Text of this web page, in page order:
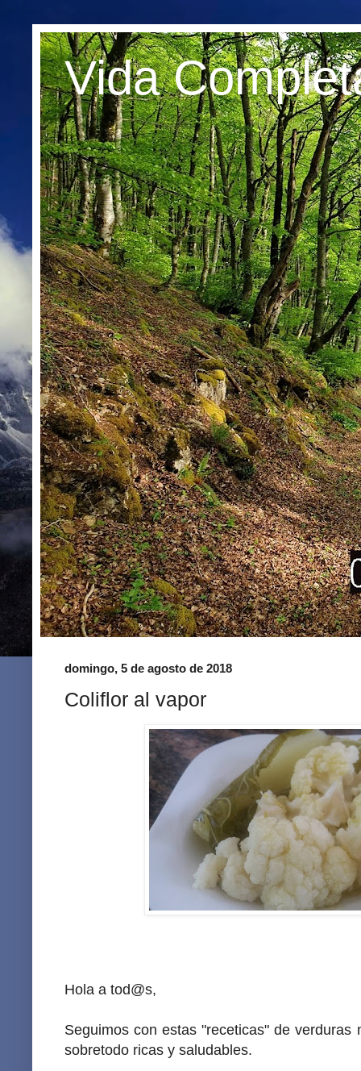
Vida
domingo, 5 de agosto de 2018
Coliflor al vapor
Hola a tod@s,
Seguimos con estas "receticas" de verduras
sobretodo ricas y saludables.